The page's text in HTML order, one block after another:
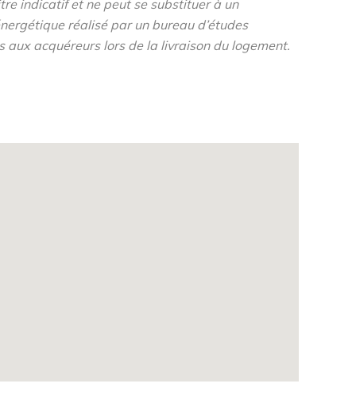
indicatif et ne peut se substituer à un
réalisé par un bureau d’études
aux acquéreurs lors de la livraison du logement.